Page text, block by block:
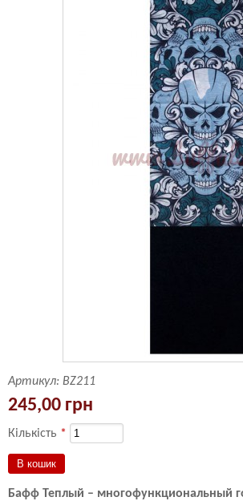
Артикул: BZ211
245,00 грн
Кількість *
Бафф Теплый – многофункциональный